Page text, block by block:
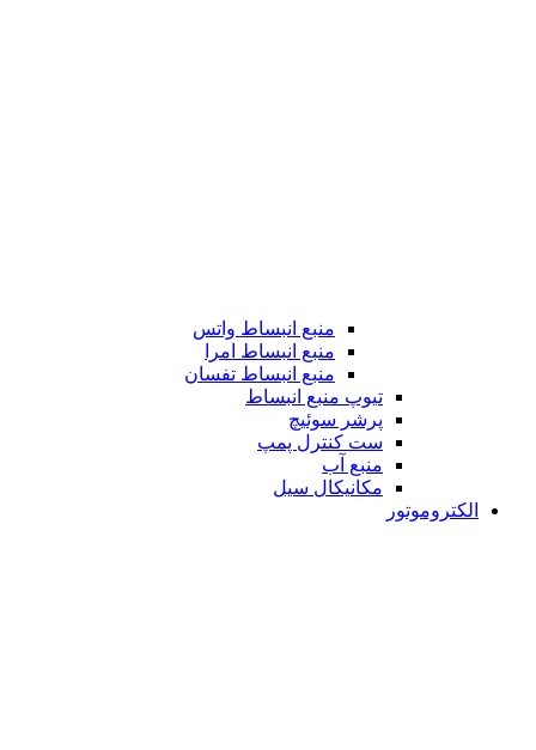
منبع انبساط واتس
منبع انبساط امرا
منبع انبساط تفسان
تیوپ منبع انبساط
پرشر سوئیچ
ست کنترل پمپ
منبع آب
مکانیکال سیل
الکتروموتور